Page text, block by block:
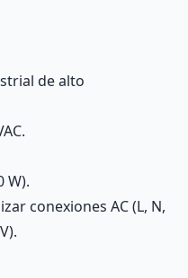
de alto
W).
conexiones AC (L, N,